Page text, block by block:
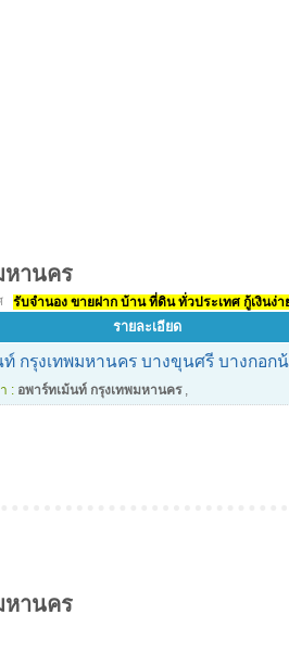
หานคร
รับจำนอง ขายฝาก บ้าน ที่ดิน ทั่วประเทศ กู้เงินง่า
รายละเอียด
กรุงเทพมหานคร บางขุนศรี บางกอกน้
: อพาร์ทเม้นท์ กรุงเทพมหานคร,
หานคร